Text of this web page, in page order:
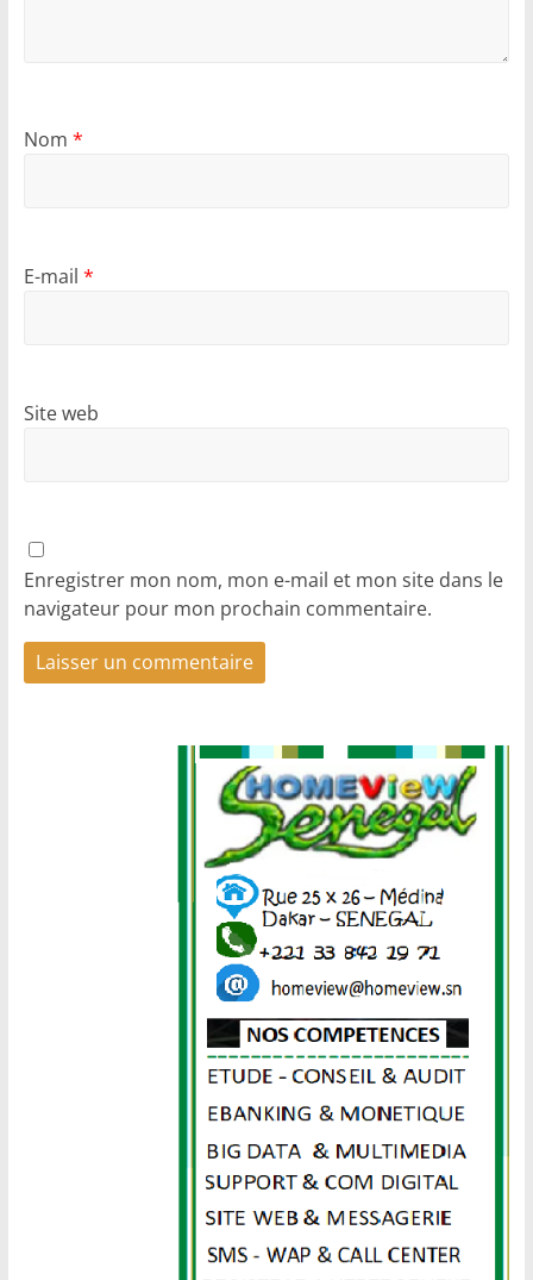
Nom *
E-mail *
Site web
Enregistrer mon nom, mon e-mail et mon site dans le
navigateur pour mon prochain commentaire.